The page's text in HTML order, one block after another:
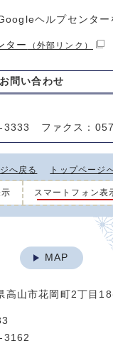
ヘルプセンター
ター （外部リンク）
お問い合わせ
3333 ファクス：
へ戻る トップページ
スマートフォン表
MAP
高山市花岡町2丁目
3162